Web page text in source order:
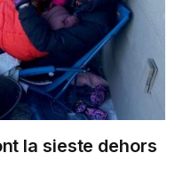
la sieste dehors